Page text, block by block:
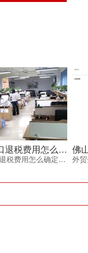
佛山出口退税报价怎么确定？每月报关单量是关键参考因素
外贸企业常被出口退税问题困扰，佛山出口退税报价怎么确定？本文从每月报关单量等维度拆解，帮助负责人了解报价逻辑。